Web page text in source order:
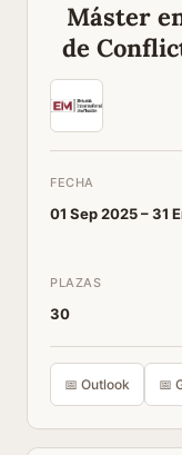
Máster
de
FECHA
01 Sep 2025 –31
PLAZAS
30
📅 Outlook 📅